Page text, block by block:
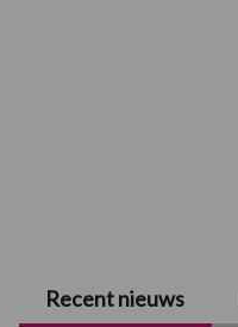
Primaire
Recent nieuws